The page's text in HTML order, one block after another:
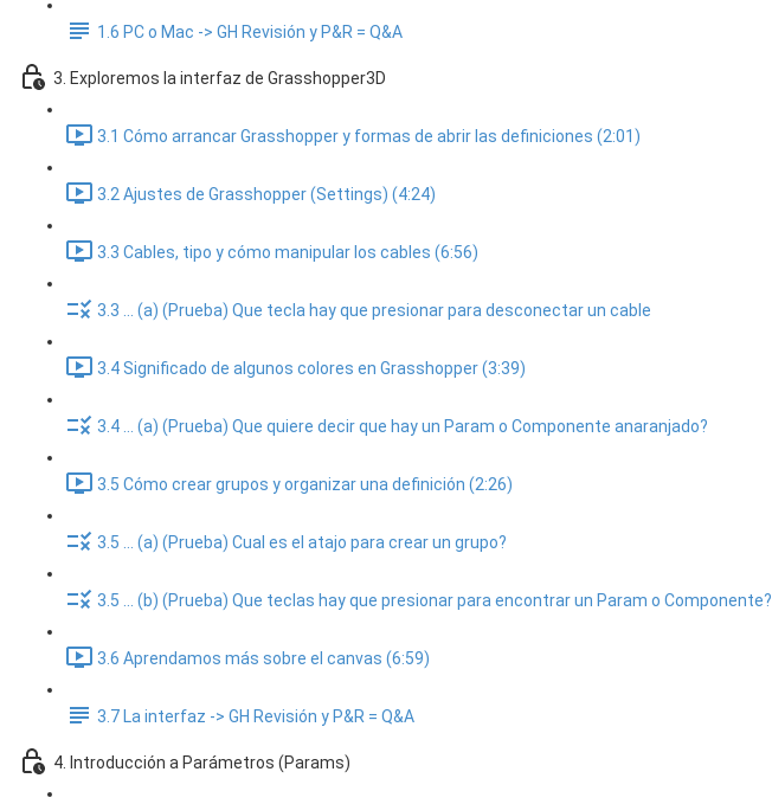
1.6 PC o Mac -> GH Revisión y P&R = Q&A
3. Exploremos la interfaz de Grasshopper3D
3.1 Cómo arrancar Grasshopper y formas de abrir las definiciones (2:01)
3.2 Ajustes de Grasshopper (Settings) (4:24)
3.3 Cables, tipo y cómo manipular los cables (6:56)
3.3 ... (a) (Prueba) Que tecla hay que presionar para desconectar un cable
3.4 Significado de algunos colores en Grasshopper (3:39)
3.4 ... (a) (Prueba) Que quiere decir que hay un Param o Componente anaranjado?
3.5 Cómo crear grupos y organizar una definición (2:26)
3.5 ... (a) (Prueba) Cual es el atajo para crear un grupo?
3.5 ... (b) (Prueba) Que teclas hay que presionar para encontrar un Param o Componente?
3.6 Aprendamos más sobre el canvas (6:59)
3.7 La interfaz -> GH Revisión y P&R = Q&A
4. Introducción a Parámetros (Params)